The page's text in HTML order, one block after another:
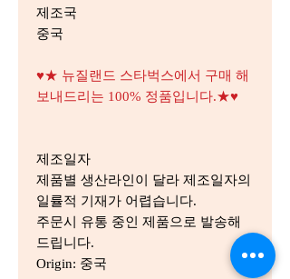
제조국
중국
♥★ 뉴질랜드 스타벅스에서 구매 해
보내드리는 100% 정품입니다.★♥
제조일자
제품별 생산라인이 달라 제조일자의
일률적 기재가 어렵습니다.
주문시 유통 중인 제품으로 발송해
드립니다.
Origin: 중국